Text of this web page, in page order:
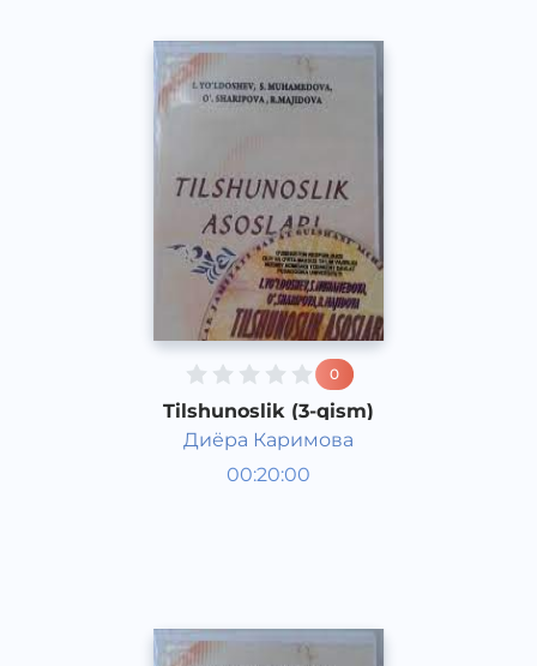
0
Tilshunoslik (3-qism)
Диёра Каримова
00:20:00
O‘zbek tili